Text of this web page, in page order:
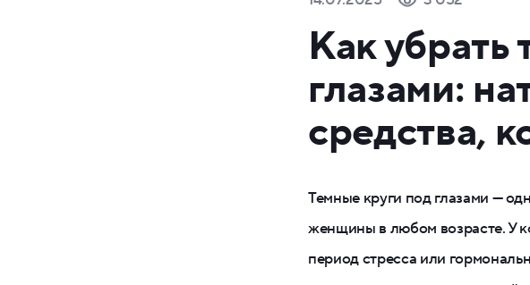
Как убрать
глазами:
средства,
Темные круги под глазами —
женщины в любом возрасте. У
период стресса или